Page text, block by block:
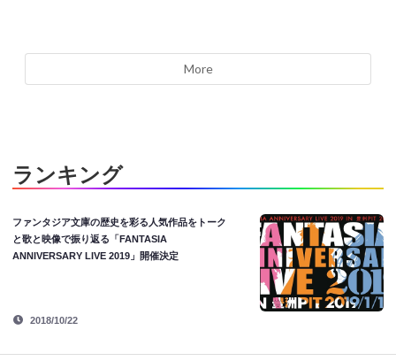
More
ランキング
ファンタジア文庫の歴史を彩る人気作品をトーク
と歌と映像で振り返る「FANTASIA
ANNIVERSARY LIVE 2019」開催決定
2018/10/22